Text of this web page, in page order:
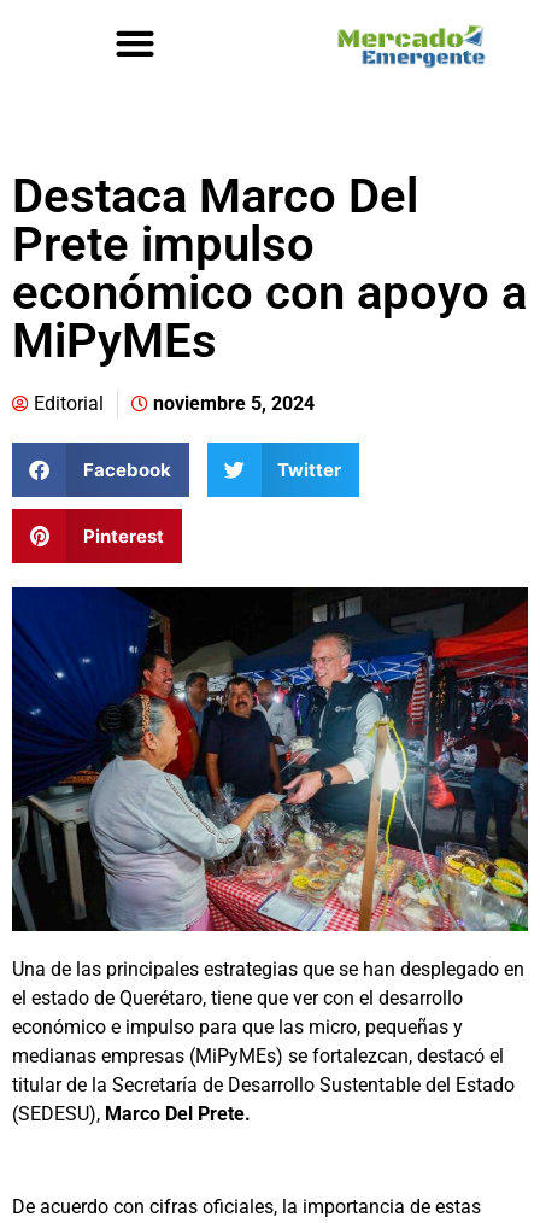
Destaca Marco Del
Prete impulso
económico con apoyo a
MiPyMEs
Editorial noviembre 5, 2024
Facebook Twitter
Pinterest
Una de las principales estrategias que se han desplegado en
el estado de Querétaro, tiene que ver con el desarrollo
económico e impulso para que las micro, pequeñas y
medianas empresas (MiPyMEs) se fortalezcan, destacó el
titular de la Secretaría de Desarrollo Sustentable del Estado
(SEDESU), Marco Del Prete.
De acuerdo con cifras oficiales, la importancia de estas